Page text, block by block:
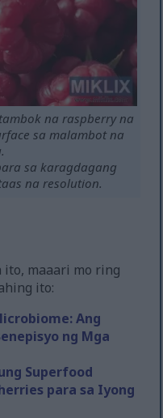
na raspberry na
sa malambot na
sa karagdagang
na resolution.
ito, maaari mo ring
ito:
Ang
ng Mga
Superfood
para sa Iyong